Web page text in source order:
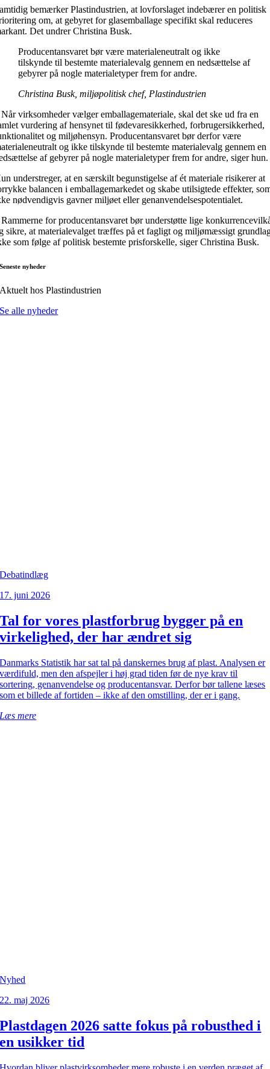
bemærker Plastindustrien, at lovforslaget indebærer en politisk
om, at gebyret for glasemballage specifikt skal reduceres
Det undrer Christina Busk.
Producentansvaret bør være materialeneutralt og ikke
tilskynde til bestemte materialevalg gennem en nedsættelse af
gebyrer på nogle materialetyper frem for andre.
Christina Busk, miljøpolitisk chef, Plastindustrien
virksomheder vælger emballagemateriale, skal det ske ud fra en
vurdering af hensynet til fødevaresikkerhed, forbrugersikkerhed,
og miljøhensyn. Producentansvaret bør derfor være
og ikke tilskynde til bestemte materialevalg gennem en
af gebyrer på nogle materialetyper frem for andre, siger hun.
understreger, at en særskilt begunstigelse af ét materiale risikerer at
balancen i emballagemarkedet og skabe utilsigtede effekter,
nødvendigvis gavner miljøet eller genanvendelsespotentialet.
for producentansvaret bør understøtte lige
sikre, at materialevalget træffes på et fagligt og miljømæssigt
som følge af politisk bestemte prisforskelle, siger Christina Busk.
Seneste nyheder
Aktuelt hos Plastindustrien
Se alle nyheder
Debatindlæg
17. juni 2026
Tal for vores plastforbrug bygger på en
virkelighed, der har ændret sig
Danmarks Statistik har sat tal på danskernes brug af plast. Analysen er
værdifuld, men den afspejler i høj grad tiden før de nye krav til
sortering, genanvendelse og producentansvar. Derfor bør tallene læses
som et billede af fortiden – ikke af den omstilling, der er i gang.
Læs mere
Nyhed
22. maj 2026
Plastdagen 2026 satte fokus på robusthed i
en usikker tid